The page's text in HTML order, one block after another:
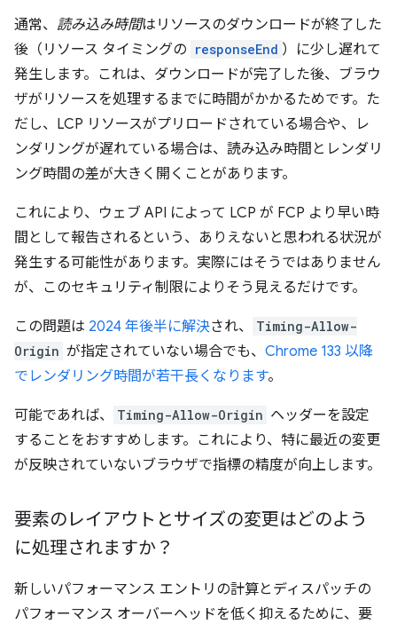
通常、 読み込み時間はリソースのダウンロードが終了した
後（リソース タイミングの responseEnd ）に少し遅れて
発生します。これは、ダウンロードが完了した後、ブラウ
ザがリソースを処理するまでに時間がかかるためです。た
だし、LCP リソースがプリロードされている場合や、レ
ンダリングが遅れている場合は、読み込み時間とレンダリ
ング時間の差が大きく開くことがあります。
これにより、ウェブ API によって LCP が FCP より早い時
間として報告されるという、ありえないと思われる状況が
発生する可能性があります。実際にはそうではありません
が、このセキュリティ制限によりそう見えるだけです。
この問題は 2024 年後半に解決され、
Timing-Allow-
Origin が指定されていない場合でも、 Chrome 133 以降
でレンダリング時間が若干長くなります。
可能であれば、 Timing-Allow-Origin ヘッダーを設定
することをおすすめします。これにより、特に最近の変更
が反映されていないブラウザで指標の精度が向上します。
要素のレイアウトとサイズの変更はどのよう
に処理されますか？
新しいパフォーマンス エントリの計算とディスパッチの
パフォーマンス オーバーヘッドを低く抑えるために、要